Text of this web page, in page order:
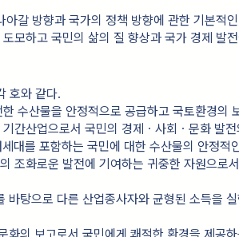
아갈 방향과 국가의 정책 방향에 관한 기본적
모하고 국민의 삶의 질 향상과 국가 경제 발
호와 같다.
수산물을 안정적으로 공급하고 국토환경의
기간산업으로서 국민의 경제ㆍ사회ㆍ문화 발
대를 포함하는 국민에 대한 수산물의 안정적
조화로운 발전에 기여하는 귀중한 자원으로
바탕으로 다른 산업종사자와 균형된 소득을